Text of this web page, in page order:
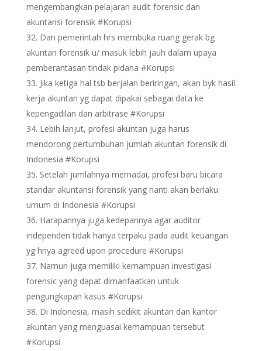
mengembangkan pelajaran audit forensic dan
akuntansi forensik #Korupsi
Dan pemerintah hrs membuka ruang gerak bg
akuntan forensik u/ masuk lebih jauh dalam upaya
pemberantasan tindak pidana #Korupsi
Jika ketiga hal tsb berjalan beriringan, akan byk hasil
kerja akuntan yg dapat dipakai sebagai data ke
kepengadilan dan arbitrase #Korupsi
Lebih lanjut, profesi akuntan juga harus
mendorong pertumbuhan jumlah akuntan forensik di
Indonesia #Korupsi
Setelah jumlahnya memadai, profesi baru bicara
standar akuntansi forensik yang nanti akan berlaku
umum di Indonesia #Korupsi
Harapannya juga kedepannya agar auditor
independen tidak hanya terpaku pada audit keuangan
yg hnya agreed upon procedure #Korupsi
Namun juga memiliki kemampuan investigasi
forensic yang dapat dimanfaatkan untuk
pengungkapan kasus #Korupsi
Di Indonesia, masih sedikit akuntan dan kantor
akuntan yang menguasai kemampuan tersebut
#Korupsi